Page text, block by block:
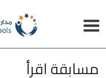
مسابقة اقرأ